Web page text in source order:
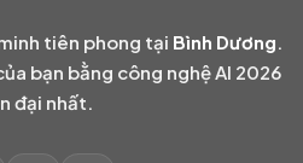
tiên phong tại Bình Dương
bạn bằng công nghệ AI 2026
đại nhất.